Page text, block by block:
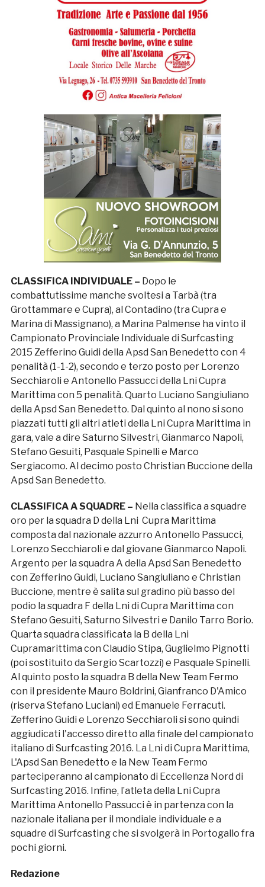
CLASSIFICA INDIVIDUALE – Dopo le
combattutissime manche svoltesi a Tarbà (tra
Grottammare e Cupra), al Contadino (tra Cupra e
Marina di Massignano), a Marina Palmense ha vinto il
Campionato Provinciale Individuale di Surfcasting
2015 Zefferino Guidi della Apsd San Benedetto con 4
penalità (1-1-2), secondo e terzo posto per Lorenzo
Secchiaroli e Antonello Passucci della Lni Cupra
Marittima con 5 penalità. Quarto Luciano Sangiuliano
della Apsd San Benedetto. Dal quinto al nono si sono
piazzati tutti gli altri atleti della Lni Cupra Marittima in
gara, vale a dire Saturno Silvestri, Gianmarco Napoli,
Stefano Gesuiti, Pasquale Spinelli e Marco
Sergiacomo. Al decimo posto Christian Buccione della
Apsd San Benedetto.
CLASSIFICA A SQUADRE – Nella classifica a squadre
oro per la squadra D della Lni Cupra Marittima
composta dal nazionale azzurro Antonello Passucci,
Lorenzo Secchiaroli e dal giovane Gianmarco Napoli.
Argento per la squadra A della Apsd San Benedetto
con Zefferino Guidi, Luciano Sangiuliano e Christian
Buccione, mentre è salita sul gradino più basso del
podio la squadra F della Lni di Cupra Marittima con
Stefano Gesuiti, Saturno Silvestri e Danilo Tarro Borio.
Quarta squadra classificata la B della Lni
Cupramarittima con Claudio Stipa, Guglielmo Pignotti
(poi sostituito da Sergio Scartozzi) e Pasquale Spinelli.
Al quinto posto la squadra B della New Team Fermo
con il presidente Mauro Boldrini, Gianfranco D'Amico
(riserva Stefano Luciani) ed Emanuele Ferracuti.
Zefferino Guidi e Lorenzo Secchiaroli si sono quindi
aggiudicati l'accesso diretto alla finale del campionato
italiano di Surfcasting 2016. La Lni di Cupra Marittima,
L'Apsd San Benedetto e la New Team Fermo
parteciperanno al campionato di Eccellenza Nord di
Surfcasting 2016. Infine, l’atleta della Lni Cupra
Marittima Antonello Passucci è in partenza con la
nazionale italiana per il mondiale individuale e a
squadre di Surfcasting che si svolgerà in Portogallo fra
pochi giorni.
Redazione